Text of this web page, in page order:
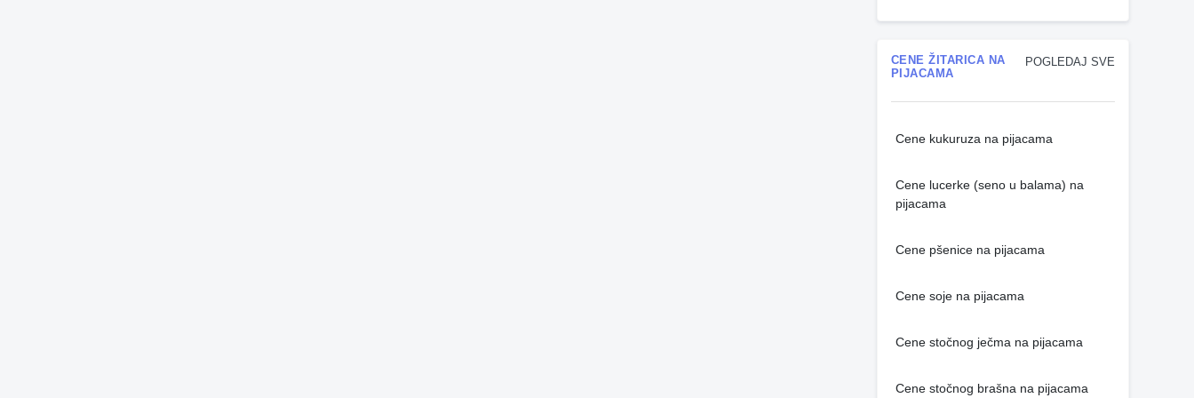
POGLEDAJ SVE
CENE ŽITARICA NA
PIJACAMA
Cene kukuruza na pijacama
Cene lucerke (seno u balama) na
pijacama
Cene pšenice na pijacama
Cene soje na pijacama
Cene stočnog ječma na pijacama
Cene stočnog brašna na pijacama